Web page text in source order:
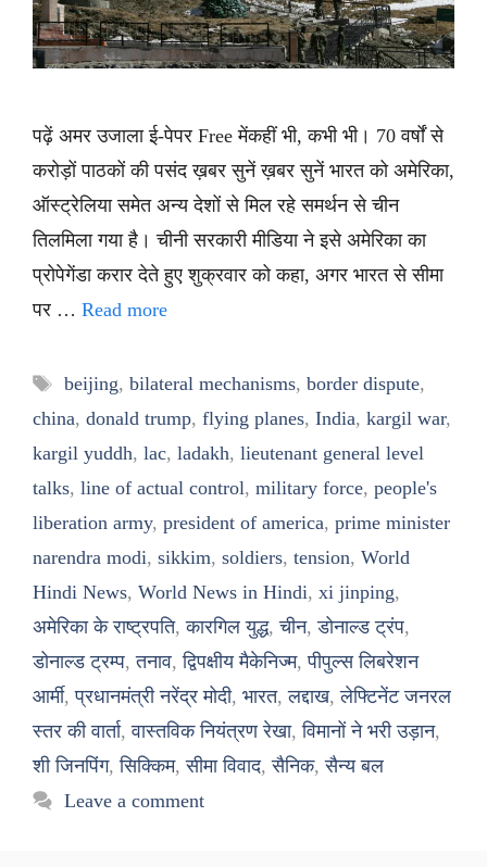
पढ़ें अमर उजाला ई-पेपर Free मेंकहीं भी, कभी भी। 70 वर्षों से
करोड़ों पाठकों की पसंद ख़बर सुनें ख़बर सुनें भारत को अमेरिका,
ऑस्ट्रेलिया समेत अन्य देशों से मिल रहे समर्थन से चीन
तिलमिला गया है। चीनी सरकारी मीडिया ने इसे अमेरिका का
प्रोपेगेंडा करार देते हुए शुक्रवार को कहा, अगर भारत से सीमा
पर … Read more
Tags
beijing, bilateral mechanisms, border dispute,
china, donald trump, flying planes, India, kargil war,
kargil yuddh, lac, ladakh, lieutenant general level
talks, line of actual control, military force, people's
liberation army, president of america, prime minister
narendra modi, sikkim, soldiers, tension, World
Hindi News, World News in Hindi, xi jinping,
अमेरिका के राष्ट्रपति,कारगिल युद्ध,चीन,डोनाल्ड ट्रंप,
डोनाल्ड ट्रम्प,तनाव,द्विपक्षीय मैकेनिज्म,पीपुल्स लिबरेशन
आर्मी,प्रधानमंत्री नरेंद्र मोदी, भारत,लद्दाख,लेफ्टिनेंट जनरल
स्तर की वार्ता,वास्तविक नियंत्रण रेखा,विमानों ने भरी उड़ान,
शी जिनपिंग,सिक्किम,सीमा विवाद,सैनिक,सैन्य बल
Leave a comment